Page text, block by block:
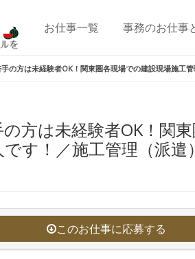
お仕事一覧 事務のお仕事
手の方は未経験者OK！関東圏各現場での建設現場施工
の方は未経験者OK！関
す！／施工管理（派遣）
このお仕事に応募する